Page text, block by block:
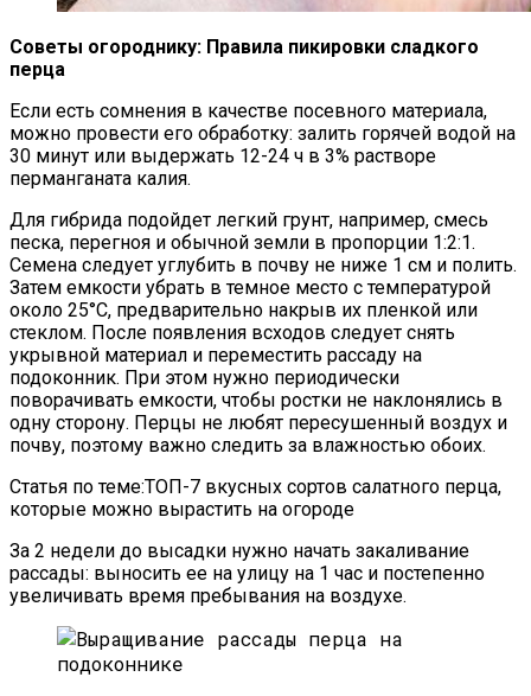
Советы огороднику: Правила пикировки сладкого
перца
Если есть сомнения в качестве посевного материала,
можно провести его обработку: залить горячей водой на
30 минут или выдержать 12-24 ч в 3% растворе
перманганата калия.
Для гибрида подойдет легкий грунт, например, смесь
песка, перегноя и обычной земли в пропорции 1:2:1.
Семена следует углубить в почву не ниже 1 см и полить.
Затем емкости убрать в темное место с температурой
около 25°С, предварительно накрыв их пленкой или
стеклом. После появления всходов следует снять
укрывной материал и переместить рассаду на
подоконник. При этом нужно периодически
поворачивать емкости, чтобы ростки не наклонялись в
одну сторону. Перцы не любят пересушенный воздух и
почву, поэтому важно следить за влажностью обоих.
Статья по теме:ТОП-7 вкусных сортов салатного перца,
которые можно вырастить на огороде
За 2 недели до высадки нужно начать закаливание
рассады: выносить ее на улицу на 1 час и постепенно
увеличивать время пребывания на воздухе.